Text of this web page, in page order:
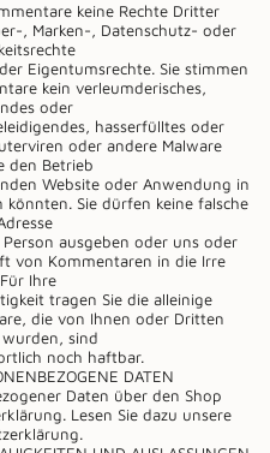
keine Rechte Dritter
, Marken-, Datenschutz- oder
Eigentumsrechte. Sie stimmen
kein verleumderisches,
oder
hasserfülltes oder
oder andere Malware
den Betrieb
Website oder Anwendung in
Sie dürfen keine falsche
ausgeben oder uns oder
von Kommentaren in die Irre
Ihre
tragen Sie die alleinige
die von Ihnen oder Dritten
sind
noch haftbar.
DATEN
Daten über den Shop
Lesen Sie dazu unsere